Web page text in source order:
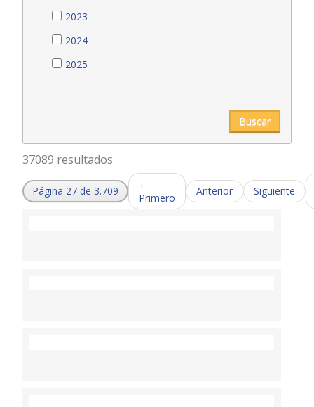
2023
2024
2025
Buscar
37089 resultados
Página 27 de 3.709
←
Primero
Anterior Siguiente